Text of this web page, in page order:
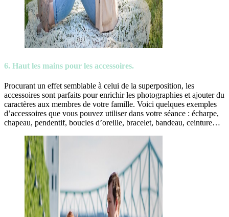
6. Haut les mains pour les accessoires.
Procurant un effet semblable à celui de la superposition, les
accessoires sont parfaits pour enrichir les photographies et ajouter du
caractères aux membres de votre famille. Voici quelques exemples
d’accessoires que vous pouvez utiliser dans votre séance : écharpe,
chapeau, pendentif, boucles d’oreille, bracelet, bandeau, ceinture…